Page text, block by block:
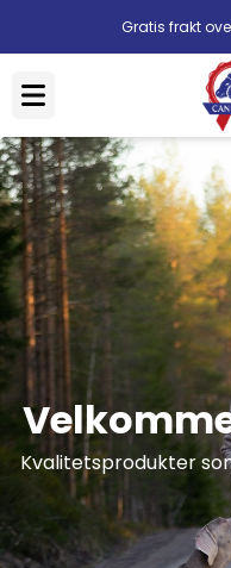
Hopp til innholdGratis frakt
Kvalitetsprodukter